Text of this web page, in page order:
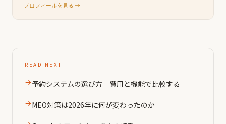
プロフィールを見る →
READ NEXT
予約システムの選び方｜費用と機能で比較する
MEO対策は2026年に何が変わったのか